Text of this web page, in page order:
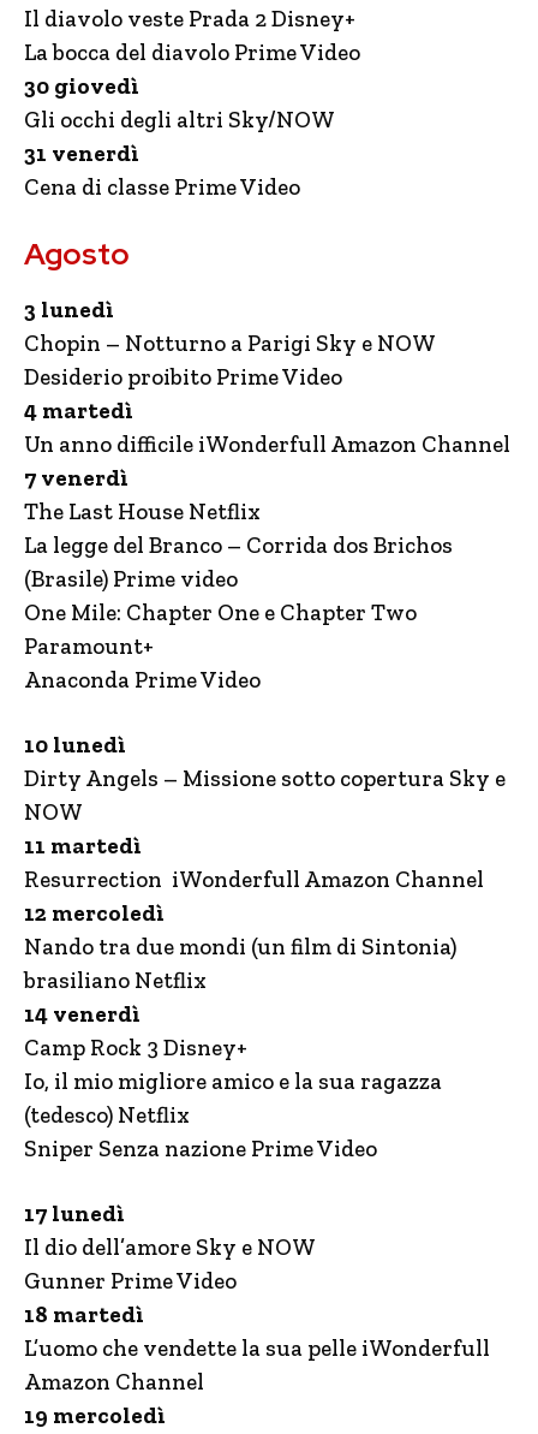
Il diavolo veste Prada 2 Disney+
La bocca del diavolo Prime Video
30 giovedì
Gli occhi degli altri Sky/NOW
31 venerdì
Cena di classe Prime Video
Agosto
3 lunedì
Chopin – Notturno a Parigi Sky e NOW
Desiderio proibito Prime Video
4 martedì
Un anno difficile iWonderfull Amazon Channel
7 venerdì
The Last House Netflix
La legge del Branco – Corrida dos Brichos
(Brasile) Prime video
One Mile: Chapter One e Chapter Two
Paramount+
Anaconda Prime Video
10 lunedì
Dirty Angels – Missione sotto copertura Sky e
NOW
11 martedì
Resurrection iWonderfull Amazon Channel
12 mercoledì
Nando tra due mondi (un film di Sintonia)
brasiliano Netflix
14 venerdì
Camp Rock 3 Disney+
Io, il mio migliore amico e la sua ragazza
(tedesco) Netflix
Sniper Senza nazione Prime Video
17 lunedì
Il dio dell’amore Sky e NOW
Gunner Prime Video
18 martedì
L’uomo che vendette la sua pelle iWonderfull
Amazon Channel
19 mercoledì